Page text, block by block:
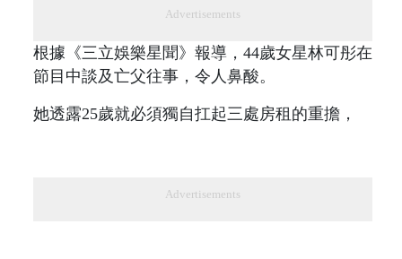
Advertisements
根據《三立娛樂星聞》報導，44歲女星林可彤在
節目中談及亡父往事，令人鼻酸。
她透露25歲就必須獨自扛起三處房租的重擔，
Advertisements